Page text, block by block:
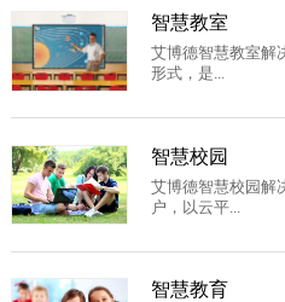
智慧教室
艾博德智慧教室解
形式，是...
智慧校园
艾博德智慧校园解
户，以云平...
智慧教育